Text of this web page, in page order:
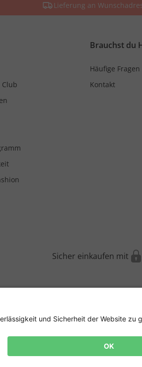
Lieferung an
Club
Brauchst du
Häufige Fragen
Kontakt
Sicher einkaufen mit